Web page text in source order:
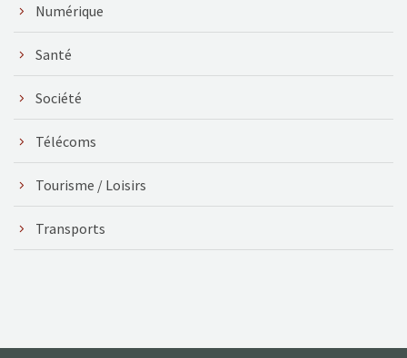
Numérique
Santé
Société
Télécoms
Tourisme / Loisirs
Transports